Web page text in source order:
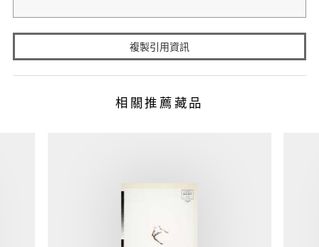
複製引用資訊
相關推薦藏品